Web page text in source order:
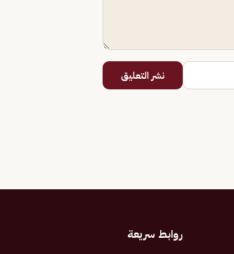
نشر التعليق
روابط سريعة